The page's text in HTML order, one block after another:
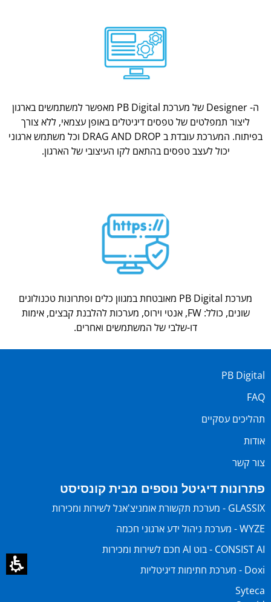
ה- Designer של מערכת PB Digital מאפשר למשתמשים בארגון
ליצור תמפלטים של טפסים דיגיטלים באופן עצמאי, ללא צורך
בפיתוח. המערכת עובדת ב DRAG AND DROP וכל משתמש ארגוני
יכול לעצב טפסים בהתאם לקו העיצובי של הארגון.
מערכת PB Digital מאובטחת במגוון כלים ופתרונות טכנולוגים
שונים, כולל: FW, אנטי וירוס, מערכות להלבנת קבצים, אימות
דו-שלבי של המשתמשים ואחרים.
PB Digital
FAQ
תהליכים עסקיים
אודות
צור קשר
פתרונות דיגיטל נוספים מבית קונסיסט
GLASSIX - מערכת תקשורת אומניצ'אנל לשירות ומכירות
WYZE - מערכת ניהול ידע ארגוני חכמה
CONSIST AI - בוט AI חכם לשירות ומכירות
Doxi - מערכת חתימות דיגיטליות
Syteca